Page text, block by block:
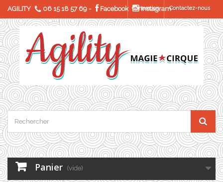
AGILITY 06 15 18 57 69 - Facebook InstagramContactez-nous
Connexion
Panier (vide)